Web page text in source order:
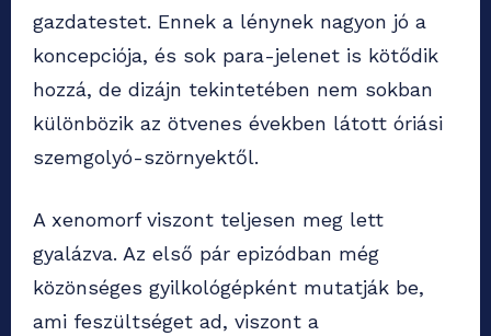
gazdatestet. Ennek a lénynek nagyon jó a
koncepciója, és sok para-jelenet is kötődik
hozzá, de dizájn tekintetében nem sokban
különbözik az ötvenes években látott óriási
szemgolyó-szörnyektől.
A xenomorf viszont teljesen meg lett
gyalázva. Az első pár epizódban még
közönséges gyilkológépként mutatják be,
ami feszültséget ad, viszont a